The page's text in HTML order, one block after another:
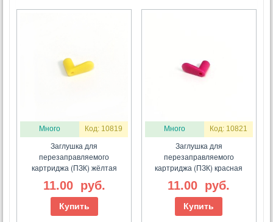
Много Код: 10819
Заглушка для
перезаправляемого
картриджа (ПЗК) жёлтая
11.00 руб.
Купить
Много Код: 10821
Заглушка для
перезаправляемого
картриджа (ПЗК) красная
11.00 руб.
Купить